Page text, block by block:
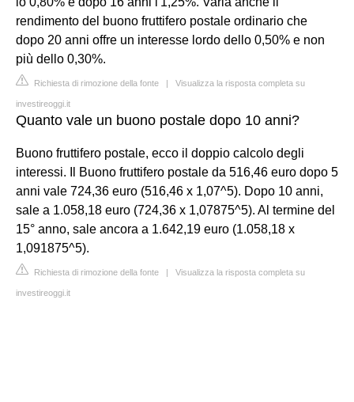
rendimento del buono fruttifero postale ordinario che
dopo 20 anni offre un interesse lordo dello 0,50% e non
più dello 0,30%.
Richiesta di rimozione della fonte | Visualizza la risposta completa su
investireoggi.it
Quanto vale un buono postale dopo 10 anni?
Buono fruttifero postale, ecco il doppio calcolo degli
interessi. Il Buono fruttifero postale da 516,46 euro dopo 5
anni vale 724,36 euro (516,46 x 1,07^5). Dopo 10 anni,
sale a 1.058,18 euro (724,36 x 1,07875^5). Al termine del
15° anno, sale ancora a 1.642,19 euro (1.058,18 x
1,091875^5).
Richiesta di rimozione della fonte | Visualizza la risposta completa su
investireoggi.it